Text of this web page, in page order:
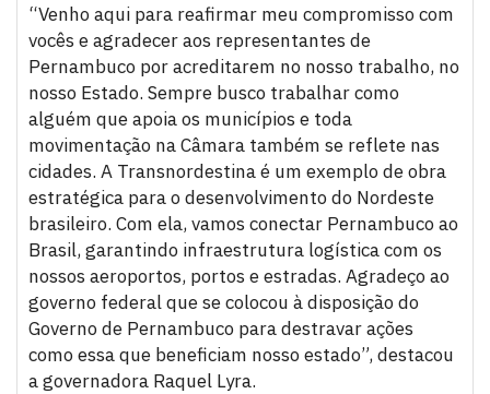
“Venho aqui para reafirmar meu compromisso com
vocês e agradecer aos representantes de
Pernambuco por acreditarem no nosso trabalho, no
nosso Estado. Sempre busco trabalhar como
alguém que apoia os municípios e toda
movimentação na Câmara também se reflete nas
cidades. A Transnordestina é um exemplo de obra
estratégica para o desenvolvimento do Nordeste
brasileiro. Com ela, vamos conectar Pernambuco ao
Brasil, garantindo infraestrutura logística com os
nossos aeroportos, portos e estradas. Agradeço ao
governo federal que se colocou à disposição do
Governo de Pernambuco para destravar ações
como essa que beneficiam nosso estado”, destacou
a governadora Raquel Lyra.